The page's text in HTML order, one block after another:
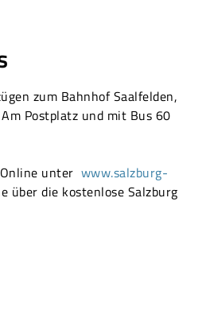
zum Bahnhof Saalfelden,
Postplatz und mit Bus 60
Online unter www.salzburg-
über die kostenlose Salzburg